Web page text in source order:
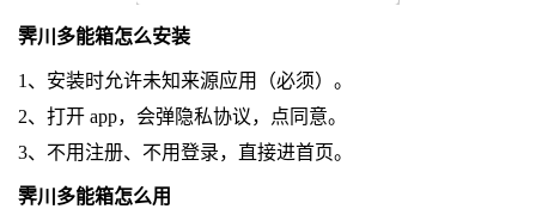
霁川多能箱怎么安装
1、安装时允许未知来源应用（必须）。
2、打开 app，会弹隐私协议，点同意。
3、不用注册、不用登录，直接进首页。
霁川多能箱怎么用